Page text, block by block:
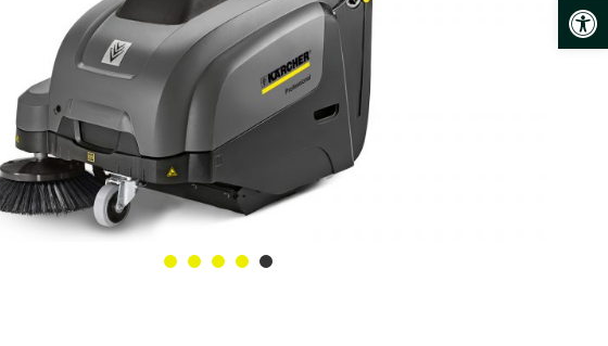
פתח סרגל נגישות